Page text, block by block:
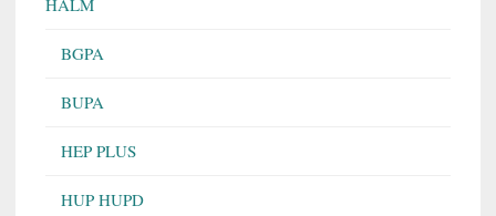
HALM
BGPA
BUPA
HEP PLUS
HUP HUPD